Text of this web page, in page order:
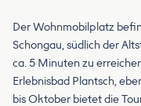
Der Wohnmobilplatz
Schongau, südlich der
ca. 5 Minuten zu
Erlebnisbad Plantsch,
bis Oktober bietet die